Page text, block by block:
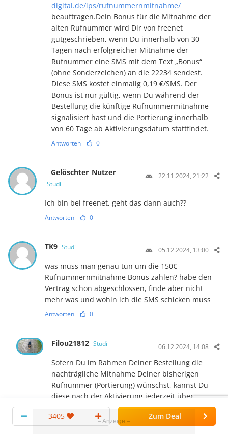
digital.de/lps/rufnummernmitnahme/
beauftragen.Dein Bonus für die Mitnahme der
alten Rufnummer wird Dir von freenet
gutgeschrieben, wenn Du innerhalb von 30
Tagen nach erfolgreicher Mitnahme der
Rufnummer eine SMS mit dem Text „Bonus“
(ohne Sonderzeichen) an die 22234 sendest.
Diese SMS kostet einmalig 0,19 €/SMS. Der
Bonus ist nur gültig, wenn Du während der
Bestellung die künftige Rufnummermitnahme
signalisiert hast und die Portierung innerhalb
von 60 Tage ab Aktivierungsdatum stattfindet.
Antworten 0
__Gelöschter_Nutzer__
Studi
22.11.2024, 21:22
Ich bin bei freenet, geht das dann auch??
Antworten 0
TK9 Studi 05.12.2024, 13:00
was muss man genau tun um die 150€
Rufnummernmitnahme Bonus zahlen? habe den
Vertrag schon abgeschlossen, finde aber nicht
mehr was und wohin ich die SMS schicken muss
Antworten 0
Filou21812 Studi 06.12.2024, 14:08
Sofern Du im Rahmen Deiner Bestellung die
nachträgliche Mitnahme Deiner bisherigen
Rufnummer (Portierung) wünschst, kannst Du
diese nach der Aktivierung jederzeit über
https://www.freenet-
digital.de/lps/rufnummernmitnahme/
3405 Zum Deal